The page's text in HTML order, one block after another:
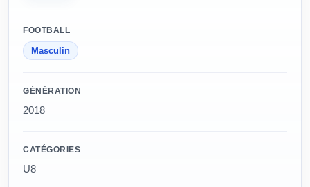
FOOTBALL
Masculin
GÉNÉRATION
2018
CATÉGORIES
U8